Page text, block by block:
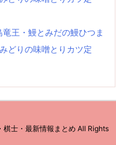
竜王・鰻とみだの鰻ひつま
どりの味噌とりカツ定
棋士・最新情報まとめ All Rights